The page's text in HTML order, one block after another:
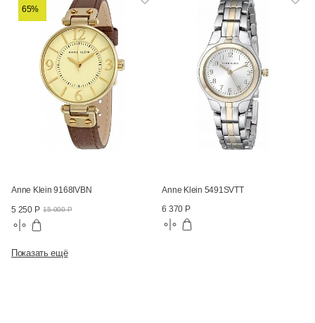
65%
Anne Klein 9168IVBN
5 250 Р 15 000 Р
Anne Klein 5491SVTT
6 370 Р
Показать ещё